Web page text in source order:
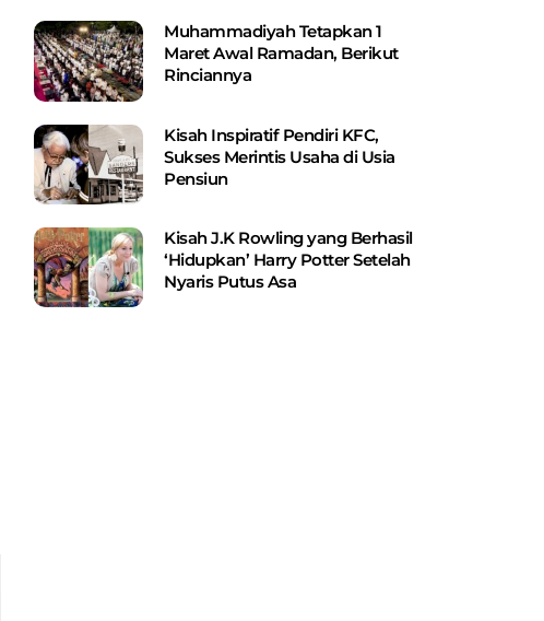
Muhammadiyah Tetapkan 1
Maret Awal Ramadan, Berikut
Rinciannya
Kisah Inspiratif Pendiri KFC,
Sukses Merintis Usaha di Usia
Pensiun
Kisah J.K Rowling yang Berhasil
‘Hidupkan’ Harry Potter Setelah
Nyaris Putus Asa